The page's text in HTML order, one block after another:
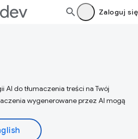
Zaloguj się
AI do tłumaczenia treści na Twój
wygenerowane przez AI mogą